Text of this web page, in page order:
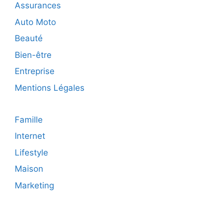
Assurances
Auto Moto
Beauté
Bien-être
Entreprise
Mentions Légales
Famille
Internet
Lifestyle
Maison
Marketing